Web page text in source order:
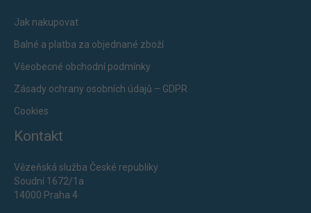
Jak nakupovat
Balné a platba za objednané zboží
Všeobecné obchodní podmínky
Zásady ochrany osobních údajů – GDPR
Cookies
Kontakt
Vězeňská služba České republiky
Soudní 1672/1a
14000 Praha 4